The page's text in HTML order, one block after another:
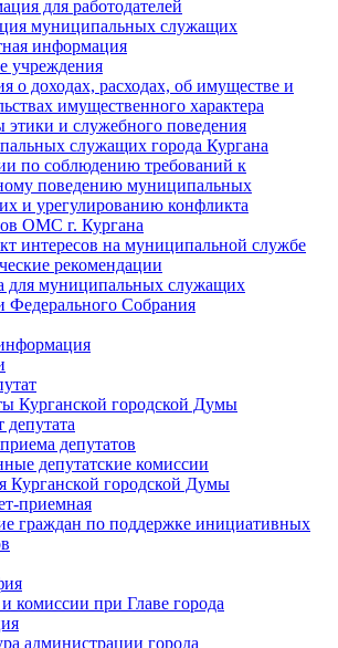
для работодателей
муниципальных служащих
информация
учреждения
о доходах, расходах, об имуществе и
имущественного характера
этики и служебного поведения
служащих города Кургана
по соблюдению требований к
поведению муниципальных
и урегулированию конфликта
ОМС г. Кургана
интересов на муниципальной службе
рекомендации
для муниципальных служащих
Федерального Cобрания
Курганской городской Думы
депутата
депутатов
депутатские комиссии
Курганской городской Думы
приемная
граждан по поддержке инициативных
комиссии при Главе города
администрации города